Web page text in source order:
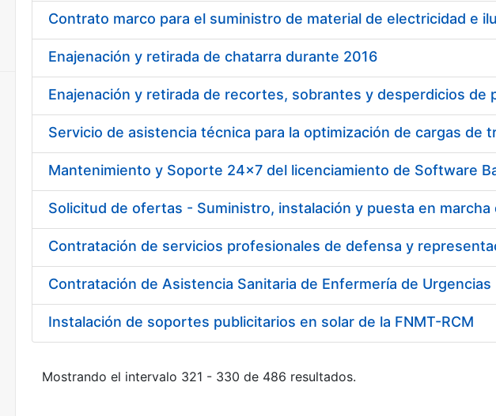
Mostrar/Ocultar
Contrato marco para el suministro de material de electricidad e
Enajenación y retirada de chatarra durante 2016
Enajenación y retirada de recortes, sobrantes y desperdicios de
Mantenimiento y Soporte 24x7 del licenciamiento de Software
Contratación de Asistencia Sanitaria de Enfermería de Urgencias
Instalación de soportes publicitarios en solar de la FNMT-RCM
Mostrando el intervalo 321 - 330 de 486 resultados.